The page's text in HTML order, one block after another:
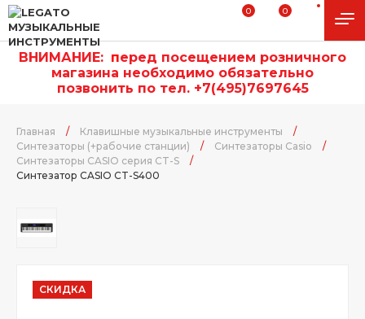
0 0
ВНИМАНИЕ: перед посещением розничного
магазина необходимо обязательно
позвонить по тел. +7(495)7697645
Главная / Клавишные музыкальные инструменты
/
Синтезаторы (+рабочие станции)
/ Синтезаторы Casio
/
Синтезаторы CASIO серия CT-S
/
Синтезатор CASIO CT-S400
СКИДКА